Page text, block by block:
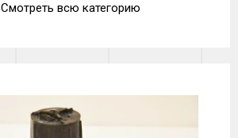
Смотреть всю категорию